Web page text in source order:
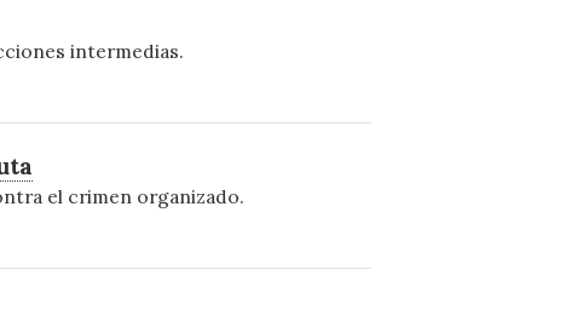
intermedias.
el crimen organizado.